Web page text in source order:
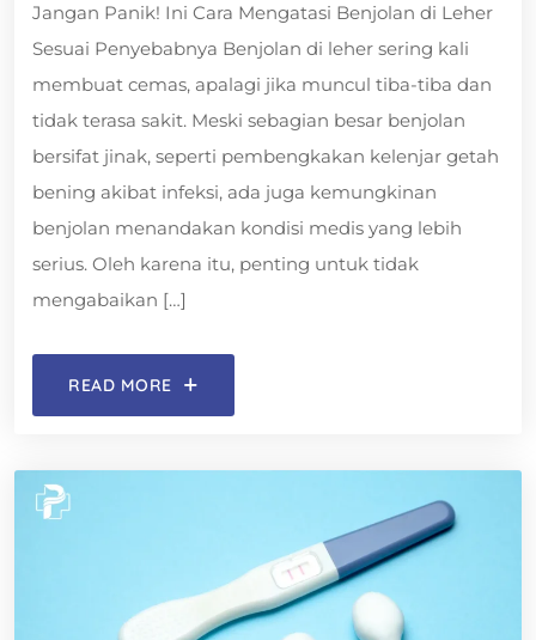
Jangan Panik! Ini Cara Mengatasi Benjolan di Leher
Sesuai Penyebabnya Benjolan di leher sering kali
membuat cemas, apalagi jika muncul tiba-tiba dan
tidak terasa sakit. Meski sebagian besar benjolan
bersifat jinak, seperti pembengkakan kelenjar getah
bening akibat infeksi, ada juga kemungkinan
benjolan menandakan kondisi medis yang lebih
serius. Oleh karena itu, penting untuk tidak
mengabaikan […]
READ MORE